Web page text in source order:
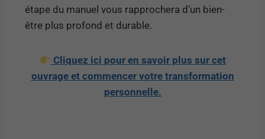
étape du manuel vous rapprochera d’un bien-
être plus profond et durable.
Cliquez ici pour en savoir plus sur cet
ouvrage et commencer votre transformation
personnelle.